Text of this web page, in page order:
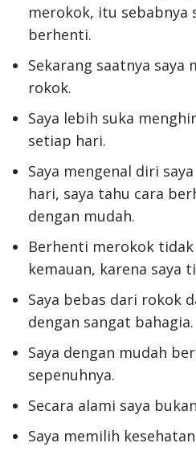
merokok, itu sebabnya
berhenti.
Sekarang saatnya saya
rokok.
Saya lebih suka
setiap hari.
Saya mengenal diri
hari, saya tahu cara
dengan mudah.
Berhenti merokok
kemauan, karena saya
Saya bebas dari rokok
dengan sangat bahagia.
Saya dengan mudah
sepenuhnya.
Secara alami saya
Saya memilih